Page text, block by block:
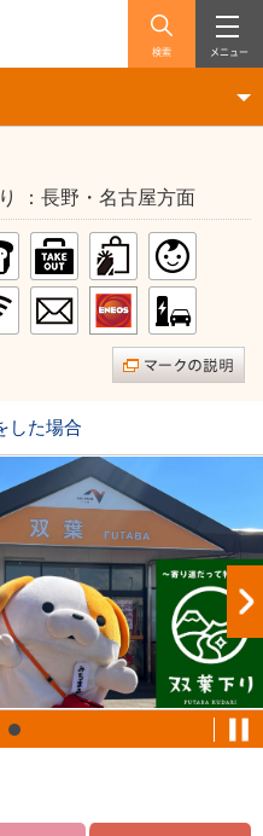
検索 メニュー
：長野・名古屋方面
した場合